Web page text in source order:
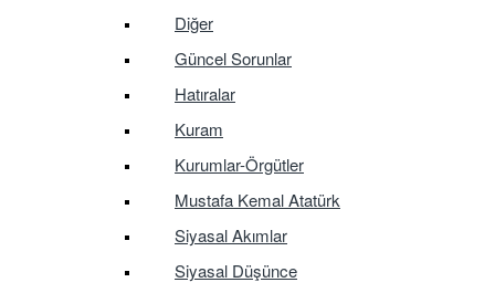
Diğer
Güncel Sorunlar
Hatıralar
Kuram
Kurumlar-Örgütler
Mustafa Kemal Atatürk
Siyasal Akımlar
Siyasal Düşünce